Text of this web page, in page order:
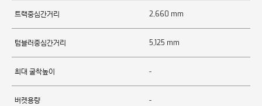
트랙중심간거리 2,660 mm
텀블러중심간거리 5,125 mm
최대 굴착높이 -
버켓용량 -